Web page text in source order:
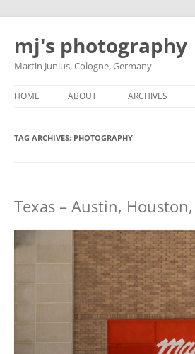
Skip
content
mj's photography
Martin Junius, Cologne, Germany
HOME ABOUT ARCHIVES
TAG ARCHIVES: PHOTOGRAPHY
Texas – Austin,